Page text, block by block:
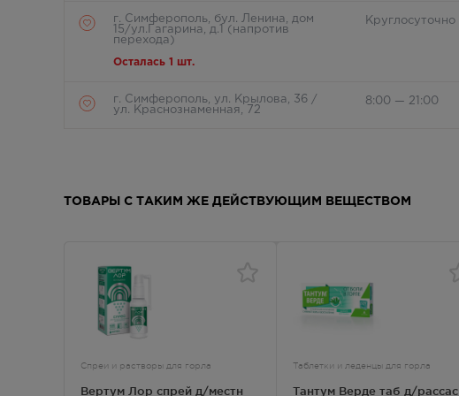
г. Симферополь, бул. Ленина, дом
15/ул.Гагарина, д.1 (напротив
перехода)
Осталась 1 шт.
Круглосуточно
г. Симферополь, ул. Крылова, 36 /
ул. Краснознаменная, 72
8:00 — 21:00
г. Симферополь, пр-кт Кирова / ул
Гоголя, д 22/2
В наличии больше 3 шт.
Круглосуточно
г. Симферополь, пр-кт Кирова д.18/
ТОВАРЫ С ТАКИМ ЖЕ ДЕЙСТВУЮЩИМ ВЕЩЕСТВОМ
Спреи и растворы для горла
Вертум Лор спрей д/местн
Таблетки и леденцы для горла
Тантум Верде таб д/рассас